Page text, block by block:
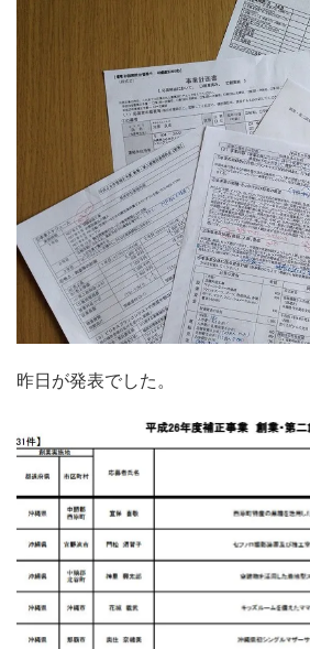
昨日が発表でした。